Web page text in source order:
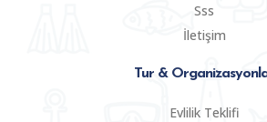
Sss
İletişim
Tur &
Evlilik Teklifi